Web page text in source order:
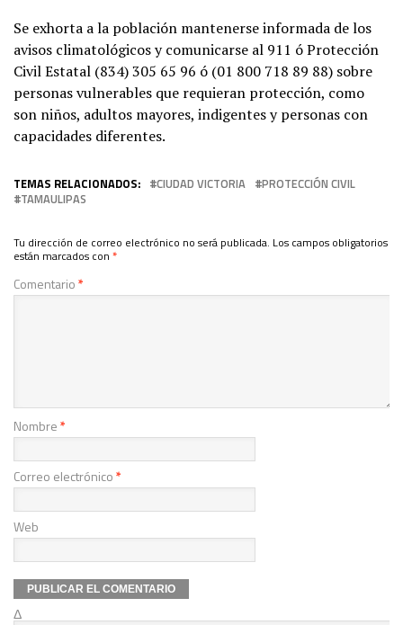
Se exhorta a la población mantenerse informada de los
avisos climatológicos y comunicarse al 911 ó Protección
Civil Estatal (834) 305 65 96 ó (01 800 718 89 88) sobre
personas vulnerables que requieran protección, como
son niños, adultos mayores, indigentes y personas con
capacidades diferentes.
TEMAS RELACIONADOS: CIUDAD VICTORIA
PROTECCIÓN CIVIL
TAMAULIPAS
Tu dirección de correo electrónico no será publicada. Los campos obligatorios
están marcados con *
Comentario*
Nombre*
Correo electrónico*
Web
Δ